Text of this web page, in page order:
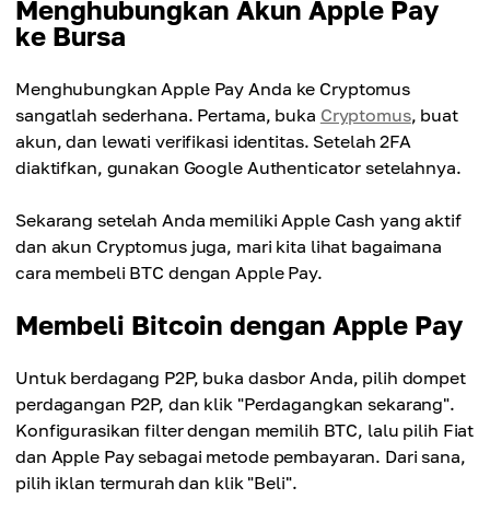
Menghubungkan Akun Apple Pay
ke Bursa
Menghubungkan Apple Pay Anda ke Cryptomus
sangatlah sederhana. Pertama, buka Cryptomus, buat
akun, dan lewati verifikasi identitas. Setelah 2FA
diaktifkan, gunakan Google Authenticator setelahnya.
Sekarang setelah Anda memiliki Apple Cash yang aktif
dan akun Cryptomus juga, mari kita lihat bagaimana
cara membeli BTC dengan Apple Pay.
Membeli Bitcoin dengan Apple Pay
Untuk berdagang P2P, buka dasbor Anda, pilih dompet
perdagangan P2P, dan klik "Perdagangkan sekarang".
Konfigurasikan filter dengan memilih BTC, lalu pilih Fiat
dan Apple Pay sebagai metode pembayaran. Dari sana,
pilih iklan termurah dan klik "Beli".